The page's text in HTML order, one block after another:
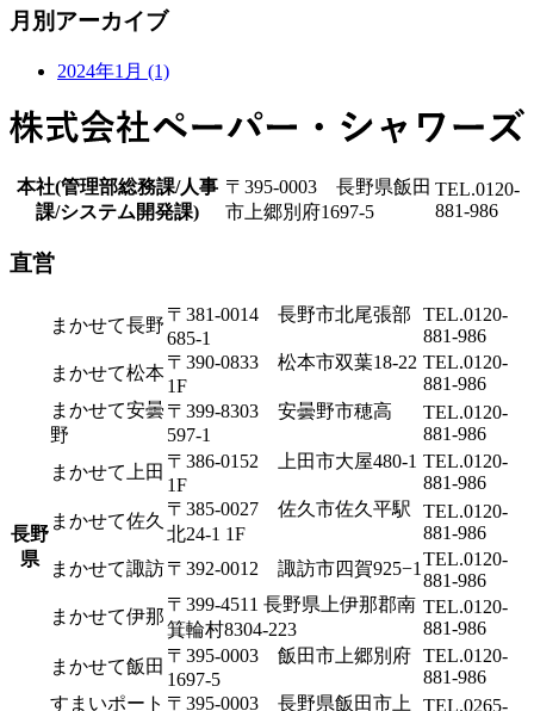
月別アーカイブ
2024年1月 (1)
本社(管理部総務課/人事
課/システム開発課)
〒395-0003 長野県飯田
市上郷別府1697-5
TEL.0120-
881-986
直営
長野
県
まかせて長野
〒381-0014 長野市北尾張部
685-1
TEL.0120-
881-986
まかせて松本
〒390-0833 松本市双葉18-22
1F
TEL.0120-
881-986
まかせて安曇
野
〒399-8303 安曇野市穂高
597-1
TEL.0120-
881-986
まかせて上田
〒386-0152 上田市大屋480-1
1F
TEL.0120-
881-986
まかせて佐久
〒385-0027 佐久市佐久平駅
北24‐1 1F
TEL.0120-
881-986
まかせて諏訪〒392-0012 諏訪市四賀925−1 TEL.0120-
881-986
まかせて伊那
〒399-4511 長野県上伊那郡南
箕輪村8304-223
TEL.0120-
881-986
まかせて飯田
〒395-0003 飯田市上郷別府
1697-5
TEL.0120-
881-986
すまいポート 〒395-0003 長野県飯田市上
TEL.0265-